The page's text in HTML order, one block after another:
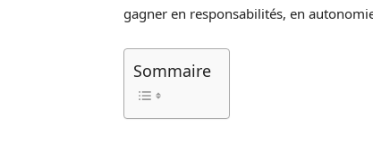
gagner en responsabilités, en
Sommaire